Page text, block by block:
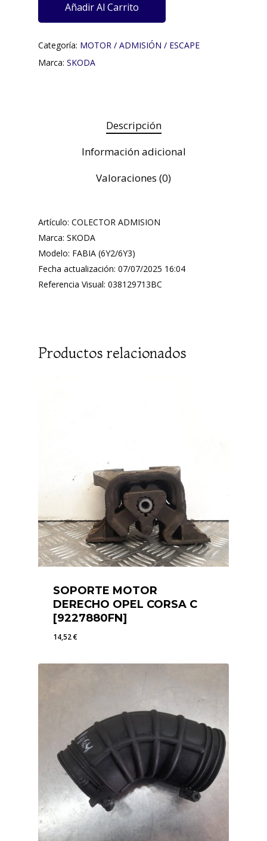
Añadir Al Carrito
Categoría: MOTOR / ADMISIÓN / ESCAPE
Marca: SKODA
Descripción
Información adicional
Valoraciones (0)
Artículo: COLECTOR ADMISION
Marca: SKODA
Modelo: FABIA (6Y2/6Y3)
Fecha actualización: 07/07/2025 16:04
Referencia Visual: 038129713BC
Productos relacionados
SOPORTE MOTOR
DERECHO OPEL CORSA C
[9227880FN]
14,52€